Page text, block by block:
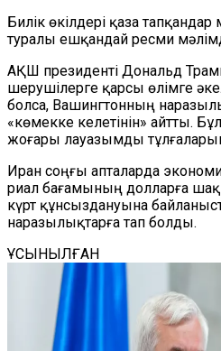
Билік өкілдері қаза
туралы ешқандай ресми
АҚШ президенті Дональд
шерушілерге қарсы өлімге
болса, Вашингтонның
«көмекке келетінін» айтты.
жоғары лауазымды
Иран соңғы апталарда
риал бағамының долларға
күрт құнсыздануына
наразылықтарға тап болды.
ҰСЫНЫЛҒАН